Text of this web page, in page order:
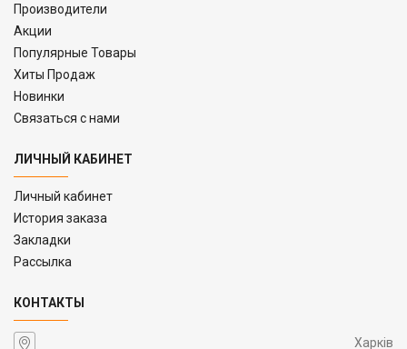
Производители
Акции
Популярные Товары
Хиты Продаж
Новинки
Связаться с нами
ЛИЧНЫЙ КАБИНЕТ
Личный кабинет
История заказа
Закладки
Рассылка
КОНТАКТЫ
Харків